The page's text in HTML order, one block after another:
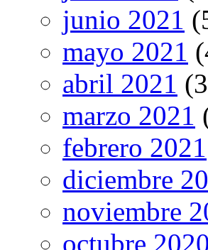
junio 2021
mayo 2021
abril 2021
marzo 2021
febrero 2021
diciembre
noviembre
octubre 2020